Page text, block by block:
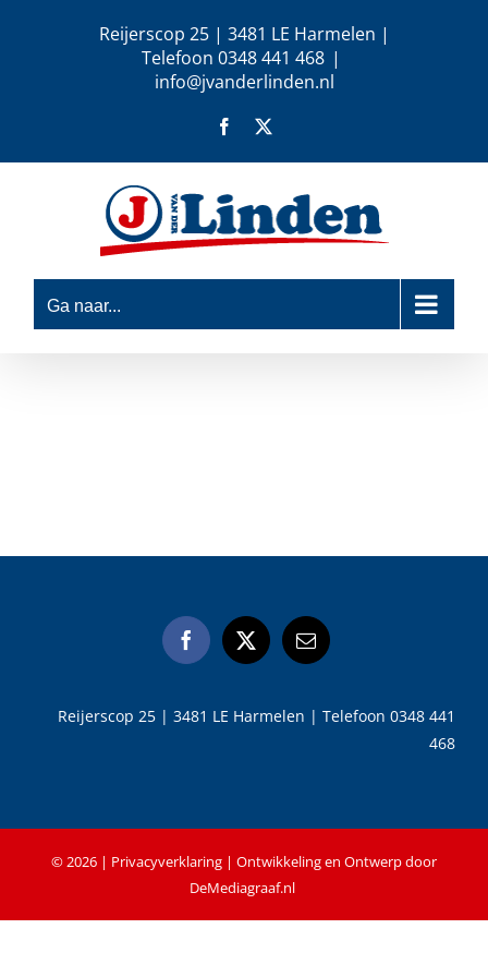
Reijerscop 25 | 3481 LE Harmelen |
Telefoon 0348 441 468 |
info@jvanderlinden.nl
Facebook
Ga naar...
Reijerscop 25 | 3481 LE Harmelen | Telefoon 0348 441
468
©2026 | Privacyverklaring | Ontwikkeling en Ontwerp door
DeMediagraaf.nl